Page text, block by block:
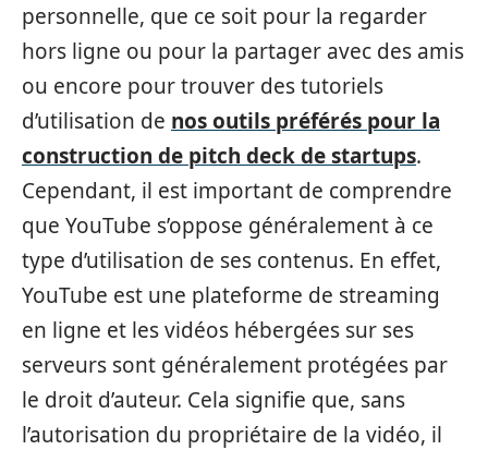
personnelle, que ce soit pour la regarder
hors ligne ou pour la partager avec des amis
ou encore pour trouver des tutoriels
d’utilisation de nos outils préférés pour la
construction de pitch deck de startups.
Cependant, il est important de comprendre
que YouTube s’oppose généralement à ce
type d’utilisation de ses contenus. En effet,
YouTube est une plateforme de streaming
en ligne et les vidéos hébergées sur ses
serveurs sont généralement protégées par
le droit d’auteur. Cela signifie que, sans
l’autorisation du propriétaire de la vidéo, il